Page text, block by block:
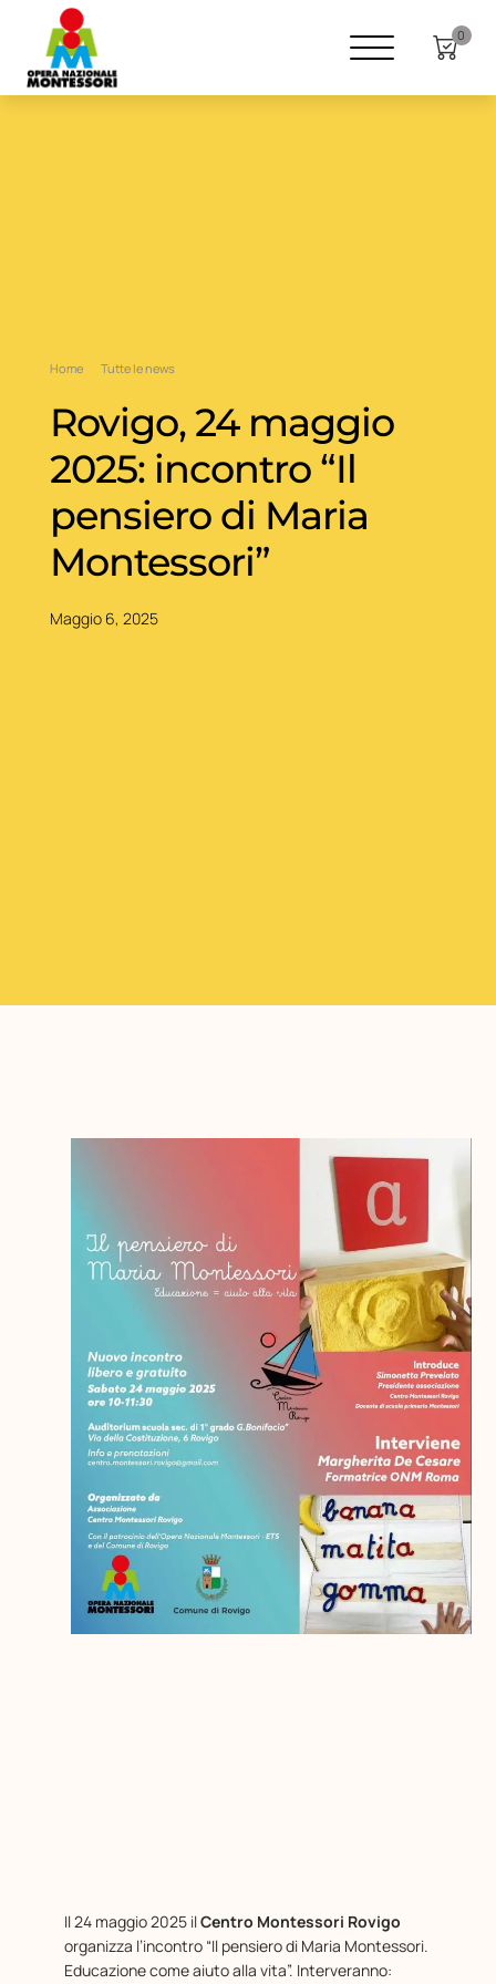
0
Home Tutte le news
Rovigo, 24 maggio
2025: incontro “Il
pensiero di Maria
Montessori”
Maggio 6, 2025
Il 24 maggio 2025 ilCentro Montessori Rovigo
organizza l’incontro “Il pensiero di Maria Montessori.
Educazione come aiuto alla vita”. Interveranno: